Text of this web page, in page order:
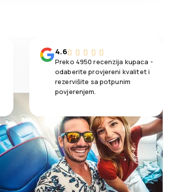
4.6
Preko 4950 recenzija kupaca -
odaberite provjereni kvalitet i
rezervišite sa potpunim
povjerenjem.